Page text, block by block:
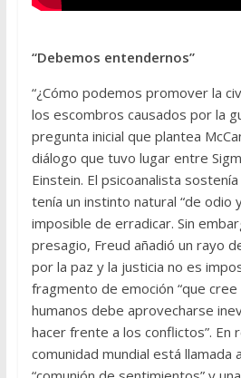
“Debemos entendernos”
“¿Cómo podemos promover la
los escombros causados por la
pregunta inicial que plantea
diálogo que tuvo lugar entre
Einstein. El psicoanalista
tenía un instinto natural “de odio
imposible de erradicar. Sin
presagio, Freud añadió un rayo
por la paz y la justicia no es
fragmento de emoción “que
humanos debe aprovecharse
hacer frente a los conflictos”. En
comunidad mundial está llamada